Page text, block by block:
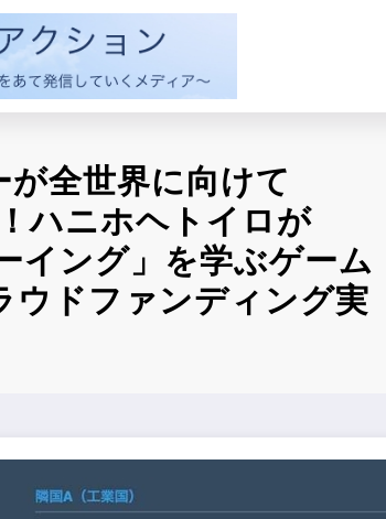
全世界に向けて
ハニホヘトイロが
イング」を学ぶゲーム
ウドファンディング実